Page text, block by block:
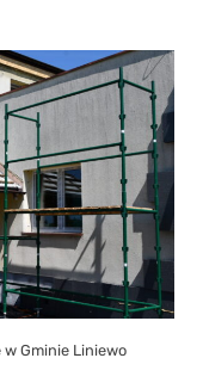
Gminie Liniewo